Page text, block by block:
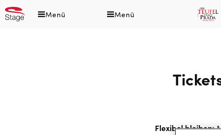
Direkt
zum
Menü Menü
Flexibel bleiben: